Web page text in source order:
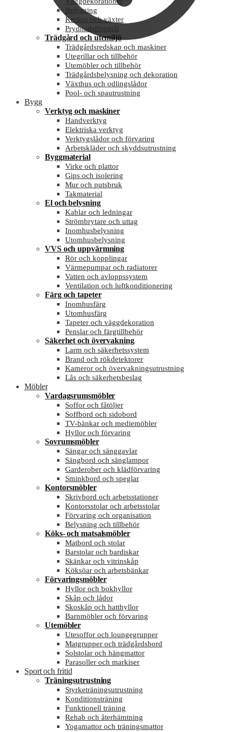
Belysning
Krukor och växter
Prydnadsföremål
Trädgård och utemiljö
Trädgårdsredskap och maskiner
Utegrillar och tillbehör
Utemöbler och tillbehör
Trädgårdsbelysning och dekoration
Växthus och odlingslådor
Pool- och spautrustning
Bygg
Verktyg och maskiner
Handverktyg
Elektriska verktyg
Verktygslådor och förvaring
Arbetskläder och skyddsutrustning
Byggmaterial
Virke och plattor
Gips och isolering
Mur och putsbruk
Takmaterial
El och belysning
Kablar och ledningar
Strömbrytare och uttag
Inomhusbelysning
Utomhusbelysning
VVS och uppvärmning
Rör och kopplingar
Värmepumpar och radiatorer
Vatten och avloppssystem
Ventilation och luftkonditionering
Färg och tapeter
Inomhusfärg
Utomhusfärg
Tapeter och väggdekoration
Penslar och färgtillbehör
Säkerhet och övervakning
Larm och säkerhetssystem
Brand och rökdetektorer
Kameror och övervakningsutrustning
Lås och säkerhetsbeslag
Möbler
Vardagsrumsmöbler
Soffor och fåtöljer
Soffbord och sidobord
TV-bänkar och mediemöbler
Hyllor och förvaring
Sovrumsmöbler
Sängar och sänggavlar
Sängbord och sänglampor
Garderober och klädförvaring
Sminkbord och speglar
Kontorsmöbler
Skrivbord och arbetsstationer
Kontorsstolar och arbetsstolar
Förvaring och organisation
Belysning och tillbehör
Köks- och matsalsmöbler
Matbord och stolar
Barstolar och bardiskar
Skänkar och vitrinskåp
Köksöar och arbetsbänkar
Förvaringsmöbler
Hyllor och bokhyllor
Skåp och lådor
Skoskåp och hatthyllor
Barnmöbler och förvaring
Utemöbler
Utesoffor och loungegrupper
Matgrupper och trädgårdsbord
Solstolar och hängmattor
Parasoller och markiser
Sport och fritid
Träningsutrustning
Styrketräningsutrustning
Konditionsträning
Funktionell träning
Rehab och återhämtning
Yogamattor och träningsmattor